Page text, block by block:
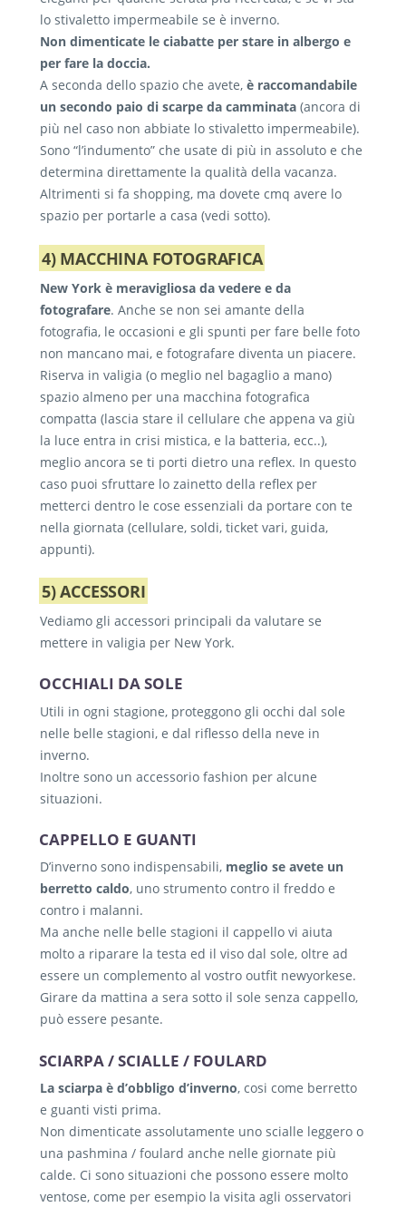
meno ingombranti, mettete pure in
valigia uno/due capi in più per tipo, è
facile sudare d’estate o di beccarsi un
acquazzone, e aver bisogno di
cambiarsi più frequentemente per
sentirsi sempre puliti e freschi.
Nella valigia estiva non deve mancare un
coprispalle e scialle / maglioncino in cotone
leggero, e una giacca leggera eventuali sere
post-temporali; oppure quando entrate nei
negozi, musei o in alcune metrol’aria
condizionata è sparata a cannone , e questi
capi possono essere temporaneamente utili
per evitare lo sbalzo di temperatura e
malanni annessi che possono rovinare la
vacanza.
Non devono mancare un cappello (anche alla
moda), gli occhiali da sole e la
crema solare
Sembra una stupidaggine ma se andate in
giugno – alla prima esposizione al sole – e
magari azzardate una canottiera, senza
protezione rischiate davvero di scottarvi e
rovinarvi la vacanza.
Bracciali e collane per le donne arricchiscono
il guardaroba per essere sempre alla moda,
benché fresche e comode.
Quiil giubbotto ha un ruolo importante
perché deve esserci ma essere comodo, caldo
il giusto e poco ingombrante. La giacca può
essere un’alternativa, ma già ad ottobre la
mattina e la sera si scende ben sotto i 10
gradi, e la giacca è forse troppo poco.
Obbligatorio un k-way di qualità e ombrello
da portare sempre con voi, possono salvare
molte situazioni.
leggeri e cappello.
pesante con sotto leggings o calze pesanti,
ma con il rischio di avere un po’ di freddo se
la giornata è umida e pungente.
Consiglio per fare la valigia in
inverno
Qui abbiamo tutti capi ingombranti,
che ci mangiano lo spazio disponibile
in poco tempo. Il giubbotto più
pesante tenetelo addosso nel viaggio
(anche se dove partite non fa
spazio ed kg disponibili di bagaglio a
plastica per avvolgere eventuali
Non dimenticate il rischio neve
La possibilità di neve nel inverno di New York
non va mai dimenticata. Guanti, sciarpa e
berretto non devono mancare. Fondamentale
la giacca impermeabile quando c’è neve,
magari anche di quelle poco ingombranti (o k-
way da mettere sopra), importante che
a porvi rimedio, mentre se riuscite a rimanere
asciutti avrete anche meno freddo. Giubbotto
e giacca impermeabile dovrebbero seguirvi
occupare meno spazio e per uscire
dall’aeroporto).
Altro elemento importante sono le calzature.
Scarpe comode e calde, ma anche se potete
uno stivaletto di gomma (ormai ne fanno
anche di carini e “alla moda”). Se piove o c’è
come un paio di stivali impermeabili in
valigia.
Maggiori info e consigli su New York in
inverno
lo stivaletto impermeabile se è inverno.
Non dimenticate le ciabatte per stare in albergo e
per fare la doccia.
A seconda dello spazio che avete, è raccomandabile
un secondo paio di scarpe da camminata (ancora di
più nel caso non abbiate lo stivaletto impermeabile).
Sono “l’indumento” che usate di più in assoluto e che
determina direttamente la qualità della vacanza.
Altrimenti si fa shopping, ma dovete cmq avere lo
spazio per portarle a casa (vedi sotto).
4) MACCHINA FOTOGRAFICA
New York è meravigliosa da vedere e da
fotografare. Anche se non sei amante della
fotografia, le occasioni e gli spunti per fare belle foto
non mancano mai, e fotografare diventa un piacere.
Riserva in valigia (o meglio nel bagaglio a mano)
spazio almeno per una macchina fotografica
compatta (lascia stare il cellulare che appena va giù
la luce entra in crisi mistica, e la batteria, ecc..),
meglio ancora se ti porti dietro una reflex. In questo
caso puoi sfruttare lo zainetto della reflex per
metterci dentro le cose essenziali da portare con te
nella giornata (cellulare, soldi, ticket vari, guida,
appunti).
5) ACCESSORI
Vediamo gli accessori principali da valutare se
mettere in valigia per New York.
OCCHIALI DA SOLE
Utili in ogni stagione, proteggono gli occhi dal sole
nelle belle stagioni, e dal riflesso della neve in
inverno.
Inoltre sono un accessorio fashion per alcune
situazioni.
CAPPELLO E GUANTI
D’inverno sono indispensabili, meglio se avete un
berretto caldo, uno strumento contro il freddo e
contro i malanni.
Ma anche nelle belle stagioni il cappello vi aiuta
molto a riparare la testa ed il viso dal sole, oltre ad
essere un complemento al vostro outfit newyorkese.
Girare da mattina a sera sotto il sole senza cappello,
può essere pesante.
SCIARPA / SCIALLE / FOULARD
La sciarpa è d’obbligo d’inverno, cosi come berretto
e guanti visti prima.
Non dimenticate assolutamente uno scialle leggero o
una pashmina / foulard anche nelle giornate più
calde. Ci sono situazioni che possono essere molto
ventose, come per esempio la visita agli osservatori